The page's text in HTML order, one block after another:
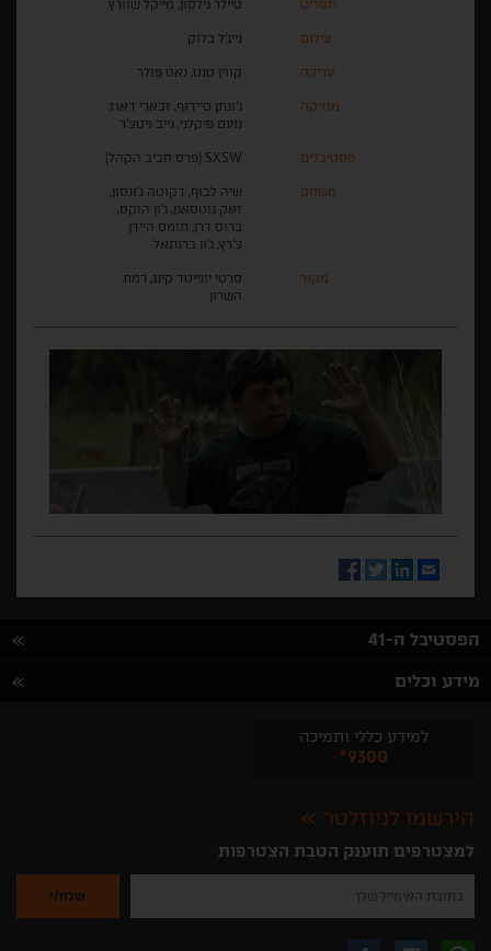
תסריט טיילר נילסון, מייקל שוורץ
צילום נייג'ל בלוק
עריכה קווין טנט, נאט פולר
מוזיקה
ג'ונתן סיידוף, זכארי דאוז,
נועם פיקלני, גייב ויטצ'ר
פסטיבלים SXSW (פרס חביב הקהל)
משחק
שיה לבוף, דקוטה ג'ונסון,
זאק גוטסאגן, ג'ון הוקס,
ברוס דרן, תומס היידן
צ'רץ, ג'ון ברנתאל
מקור
סרטי יונייטד קינג, רמת
השרון
Email
LinkedIn
Twitter
Facebook
הפסטיבל ה-41
מידע וכלים
למידע כללי ותמיכה
*9300
הירשמו לניוזלטר
למצטרפים תוענק הטבת הצטרפות
להזין